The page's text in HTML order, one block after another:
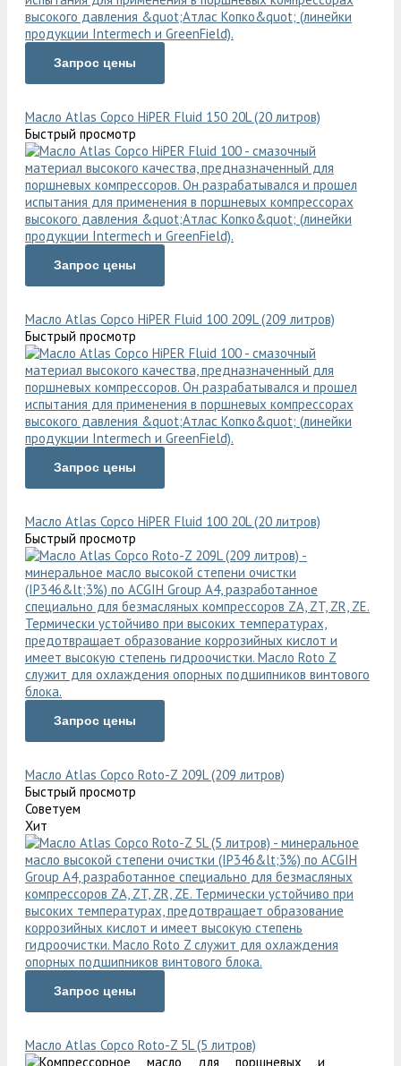
Запрос цены
Масло Atlas Copco HiPER Fluid 150 20L (20 литров)
Быстрый просмотр
Запрос цены
Масло Atlas Copco HiPER Fluid 100 209L (209 литров)
Быстрый просмотр
Запрос цены
Масло Atlas Copco HiPER Fluid 100 20L (20 литров)
Быстрый просмотр
Запрос цены
Масло Atlas Copco Roto-Z 209L (209 литров)
Быстрый просмотр
Советуем
Хит
Запрос цены
Масло Atlas Copco Roto-Z 5L (5 литров)